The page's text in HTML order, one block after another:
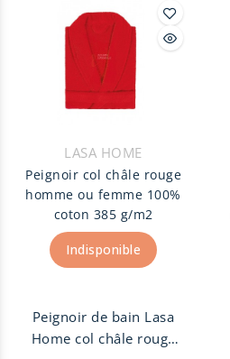
g/m2. Peignoir unisexe
finition col Châle avec
ceinture et deux
poches.
LASA HOME
Peignoir col châle rouge
homme ou femme 100%
coton 385 g/m2
Indisponible
Peignoir de bain Lasa
Home col châle rouge